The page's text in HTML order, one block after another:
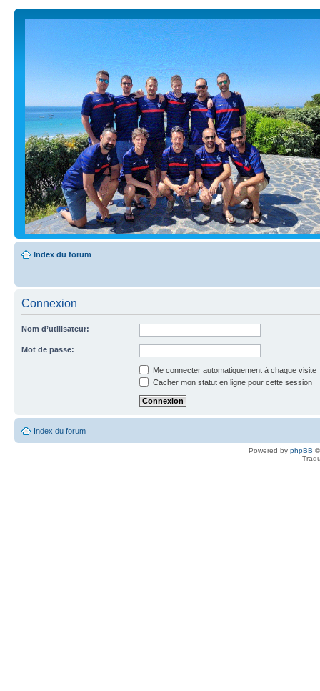
Index du forum
Connexion
Nom d’utilisateur:
Mot de passe:
Me connecter automatiquement à chaque visite
Cacher mon statut en ligne pour cette session
Index du forum
Powered by phpBB